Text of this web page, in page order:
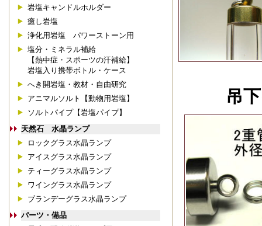
岩塩キャンドルホルダー
癒し岩塩
浄化用岩塩 パワーストーン用
塩分・ミネラル補給
【熱中症・スポーツの汗補給】
岩塩入り携帯ボトル・ケース
へき開岩塩・教材・自由研究
アニマルソルト【動物用岩塩】
ソルトパイプ【岩塩パイプ】
天然石 水晶ランプ
ロックグラス水晶ランプ
アイスグラス水晶ランプ
ティーグラス水晶ランプ
ワイングラス水晶ランプ
ブランデーグラス水晶ランプ
パーツ・備品
吊